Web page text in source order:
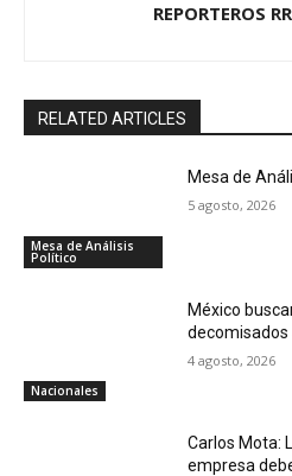
REPORTEROS
RELATED ARTICLES
Mesa de Análisis
Político
Mesa de
5 agosto, 2026
Nacionales
México
decomisados
4 agosto, 2026
Carlos Mota:
empresa